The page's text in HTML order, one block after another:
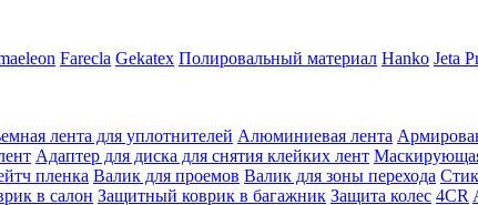
Farecla Gekatex Полировальный материал Hanko Jeta
лента для уплотнителей Алюминиевая лента
Адаптер для диска для снятия клейких лент
пленка Валик для проемов Валик для зоны перехода
в салон Защитный коврик в багажник Защита колес 4CR